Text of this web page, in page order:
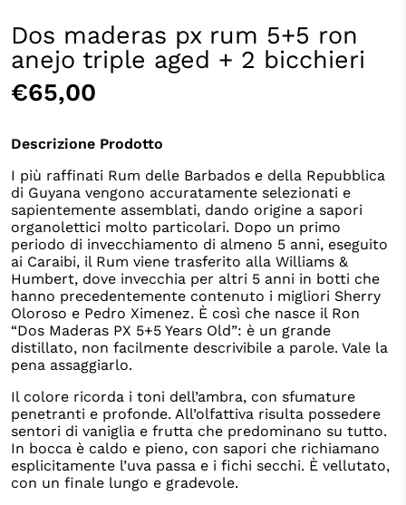
Dos maderas px rum 5+5 ron
anejo triple aged + 2 bicchieri
€65,00
Descrizione Prodotto
I più raffinati Rum delle Barbados e della Repubblica
di Guyana vengono accuratamente selezionati e
sapientemente assemblati, dando origine a sapori
organolettici molto particolari. Dopo un primo
periodo di invecchiamento di almeno 5 anni, eseguito
ai Caraibi, il Rum viene trasferito alla Williams &
Humbert, dove invecchia per altri 5 anni in botti che
hanno precedentemente contenuto i migliori Sherry
Oloroso e Pedro Ximenez. È così che nasce il Ron
“Dos Maderas PX 5+5 Years Old”: è un grande
distillato, non facilmente descrivibile a parole. Vale la
pena assaggiarlo.
Il colore ricorda i toni dell’ambra, con sfumature
penetranti e profonde. All’olfattiva risulta possedere
sentori di vaniglia e frutta che predominano su tutto.
In bocca è caldo e pieno, con sapori che richiamano
esplicitamente l’uva passa e i fichi secchi. È vellutato,
con un finale lungo e gradevole.